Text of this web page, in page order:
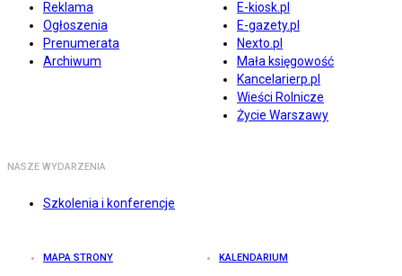
Reklama
Ogłoszenia
Prenumerata
Archiwum
E-kiosk.pl
E-gazety.pl
Nexto.pl
Mała księgowość
Kancelarierp.pl
Wieści Rolnicze
Życie Warszawy
NASZE WYDARZENIA
Szkolenia i konferencje
MAPA STRONY KALENDARIUM